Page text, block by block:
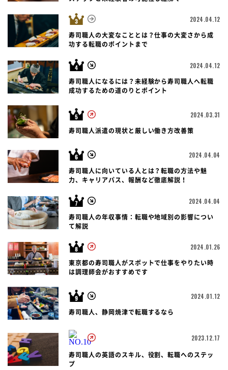
2024.04.12
寿司職人の大変なこととは？仕事の大変さから成
功する転職のポイントまで
2024.04.12
寿司職人になるには？未経験から寿司職人へ転職
成功するための道のりとポイント
2024.03.31
寿司職人派遣の現状と厳しい働き方改善策
2024.04.04
寿司職人に向いている人とは？転職の方法や魅
力、キャリアパス、報酬など徹底解説！
2024.04.04
寿司職人の年収事情：転職や地域別の影響につい
て解説
2024.01.26
東京都の寿司職人がスポットで仕事をやりたい時
は調理師会がおすすめです
2024.01.12
寿司職人、静岡焼津で転職するなら
2023.12.17
寿司職人の英語のスキル、役割、転職へのステッ
プ